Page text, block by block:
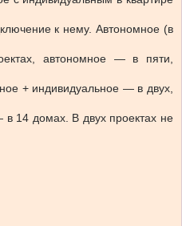
к нему. Автономное (в
автономное — в пяти,
+ индивидуальное — в двух,
в 14 домах. В двух проектах не